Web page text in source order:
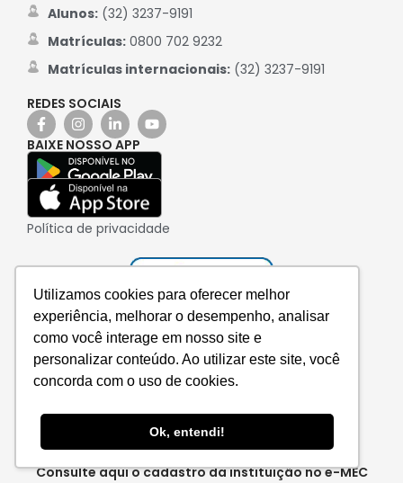
Utilizamos cookies para oferecer melhor
experiência, melhorar o desempenho, analisar
como você interage em nosso site e
personalizar conteúdo. Ao utilizar este site, você
concorda com o uso de cookies.
Ok, entendi!
Alunos:(32) 3237-9191
Matrículas:0800 702 9232
Matrículas internacionais:(32) 3237-9191
REDES SOCIAIS
BAIXE NOSSO APP
Política de privacidade
Consulte aqui o cadastro da instituição no e-MEC